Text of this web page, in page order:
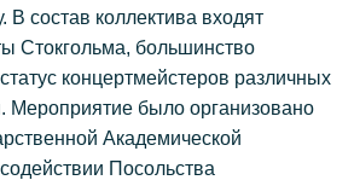
В состав коллектива входят
Стокгольма, большинство
концертмейстеров различных
Мероприятие было организовано
Академической
Посольства